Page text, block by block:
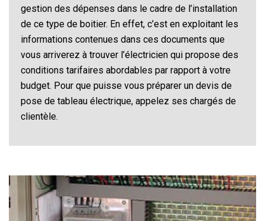
gestion des dépenses dans le cadre de l’installation
de ce type de boitier. En effet, c’est en exploitant les
informations contenues dans ces documents que
vous arriverez à trouver l’électricien qui propose des
conditions tarifaires abordables par rapport à votre
budget. Pour que puisse vous préparer un devis de
pose de tableau électrique, appelez ses chargés de
clientèle.